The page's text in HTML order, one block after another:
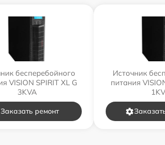
бесперебойного
VISION SPIRIT XL G
3KVA
Заказать ремонт
Источник
питания